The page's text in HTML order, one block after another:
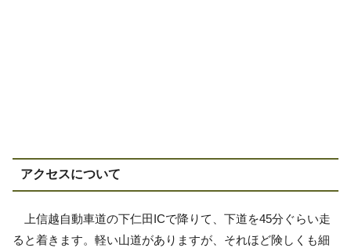
アクセスについて
上信越自動車道の下仁田ICで降りて、下道を45分ぐらい走
ると着きます。軽い山道がありますが、それほど険しくも細